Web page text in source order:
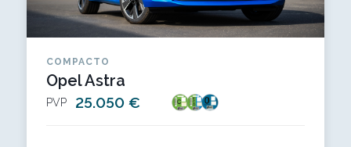
COMPACTO
Opel Astra
PVP 25.050 €